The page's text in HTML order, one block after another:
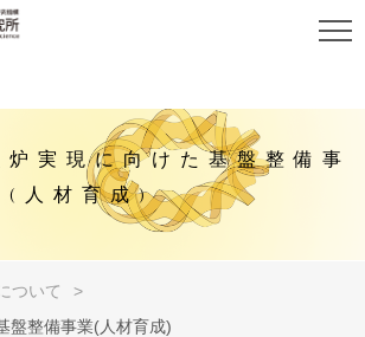
炉実現に向けた基盤整備事
⼈材育成)
ついて
盤整備事業(⼈材育成)